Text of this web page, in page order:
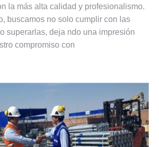
la más alta calidad y profesionalismo.
buscamos no solo cumplir con las
superarlas, deja ndo una impresión
compromiso con